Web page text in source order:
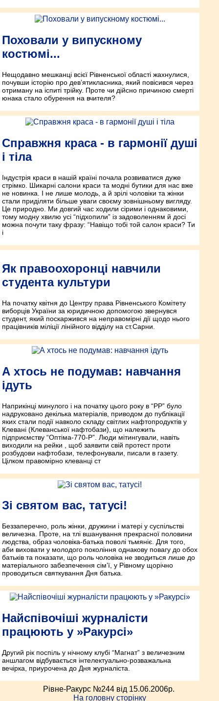
Поховали у випускному
костюмі...
Нещодавно мешканці всієї Рівненської області жахнулися,
почувши історію про дев’ятикласника, який повісився через
отриману на іспиті трійку. Проте чи дійсно причиною смерті
юнака стало обурення на вчителя?
Cправжня краса - в гармонії душі
і тіла
Індустрія краси в нашій країні почала розвиватися дуже
стрімко. Шикарні салони краси та модні бутики для нас вже
не новинка. І не лише молодь, а й зрілі чоловіки та жінки
стали приділяти більше уваги своєму зовнішньому вигляду.
Це природно. Ми довгий час ходили сірими і однаковими,
тому модну хвилю усі “підхопили” із задоволенням й досі
можна почути таку фразу: “Навіщо тобі той салон краси? Ти
і
Як правоохоронці навчили
студента культури
На початку квітня до Центру права Рівненського Комітету
виборців України за юридичною допомогою звернувся
студент, який поскаржився на неправомірні дії щодо нього
працівників міліції лінійного відділу на ст.Сарни.
А хтось не подумав: навчання
ідуть
Наприкінці минулого і на початку цього року в “РР” було
надруковано декілька матеріалів, приводом до публікації
яких стали події навколо складу світлих нафтопродуктів у
Клевані (Клеванської нафтобази), що належить
підприємству “Оптіма-770-Р”. Люди мітингували, навіть
виходили на рейки , щоб заявити свій протест проти
розбудови нафтобази, телефонували, писали в газету.
Цілком правомірно клеванці ст
Зі святом вас, татусі!
Беззаперечно, роль жінки, дружини і матері у суспільстві
величезна. Проте, на тлі вшанування прекрасної половини
людства, образ чоловіка-батька поволі тьмяніє. Для того,
аби виховати у молодого покоління однакову повагу до обох
батьків та показати, що роль чоловіка не зводиться лише до
матеріального забезпечення сім’ї, у Рівному щорічно
проводиться святкування Дня батька.
Найспівочіші журналісти
працюють у »Ракурсі»
Другий рік поспіль у нічному клубі “Магнат” з величезним
аншлагом відбувається інтелектуально-розважальна
вечірка, приурочена до Дня журналіста.
Рівне-Ракурс №244 від 15.06.2006p.
На головну сторінку